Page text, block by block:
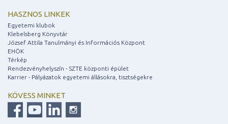
HASZNOS LINKEK
Egyetemi klubok
Klebelsberg Könyvtár
József Attila Tanulmányi és Információs Központ
EHÖK
Térkép
Rendezvényhelyszín - SZTE központi épület
Karrier - Pályázatok egyetemi állásokra, tisztségekre
KÖVESS MINKET